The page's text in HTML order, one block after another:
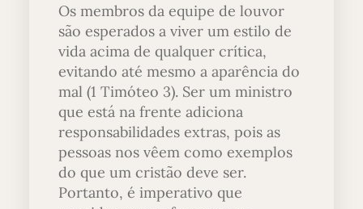
Os membros da equipe de louvor
são esperados a viver um estilo de
vida acima de qualquer crítica,
evitando até mesmo a aparência do
mal (1 Timóteo 3). Ser um ministro
que está na frente adiciona
responsabilidades extras, pois as
pessoas nos vêem como exemplos
do que um cristão deve ser.
Portanto, é imperativo que